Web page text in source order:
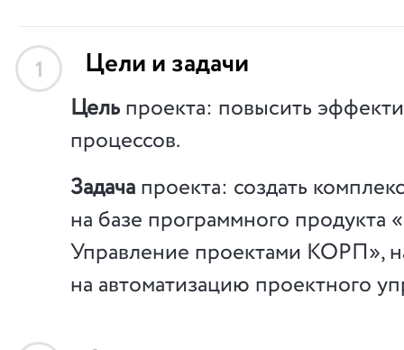
1 Цели и задачи
Цельпроекта: повысить
процессов.
Задачапроекта: создать
на базе программного продукта
Управление проектами КОРП»,
на автоматизацию проектного